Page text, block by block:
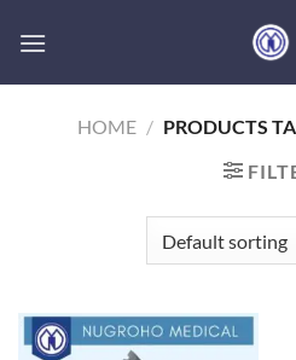
HOME / PRODUCTS